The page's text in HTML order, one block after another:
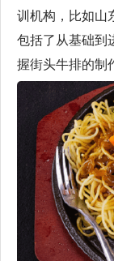
训机构，比如山
包括了从基础到
握街头牛排的制